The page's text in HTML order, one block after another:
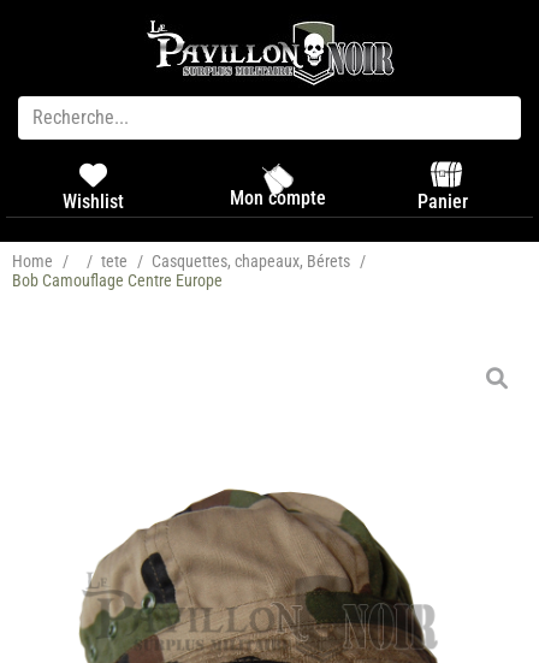
Wishlist Mon compte Panier
Home / / tete / Casquettes, chapeaux, Bérets /
Bob Camouflage Centre Europe